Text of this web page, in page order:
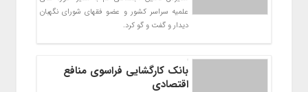
علمیه سراسر کشور و عضو فقهای شورای نگهبان
دیدار و گفت و گو کرد.
بانک کارگشایی فراسوی منافع
اقتصادی